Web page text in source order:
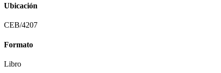
Ubicación
CEB/4207
Formato
Libro